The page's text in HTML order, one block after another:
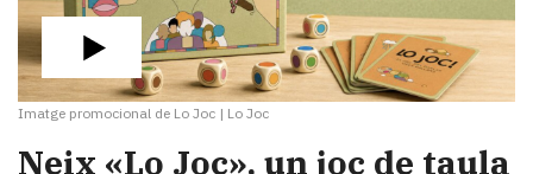
mitjans
El
temps
Reportatges
Entrevistes
Imatge promocional de Lo Joc | Lo Joc
​Neix «Lo Joc», un joc de taula